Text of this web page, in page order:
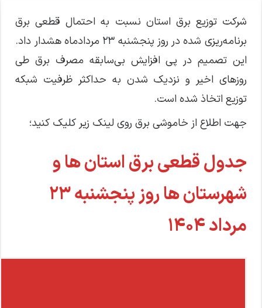
شرکت توزیع برق استان نسبت به احتمال قطعی برق
برنامه‌ریزی شده در روز پنجشنبه ۲۳ مردادماه هشدار داد.
این تصمیم در پی افزایش بی‌سابقه مصرف برق طی
روز‌های اخیر و نزدیک شدن به حداکثر ظرفیت شبکه
توزیع اتخاذ شده است.
جهت اطلاع از خاموشی برق روی لینک زیر کلیک کنید؛
جدول قطعی برق استان ها و
شهرستان ها روز پنجشنبه ۲۳
مرداد ۱۴۰۴